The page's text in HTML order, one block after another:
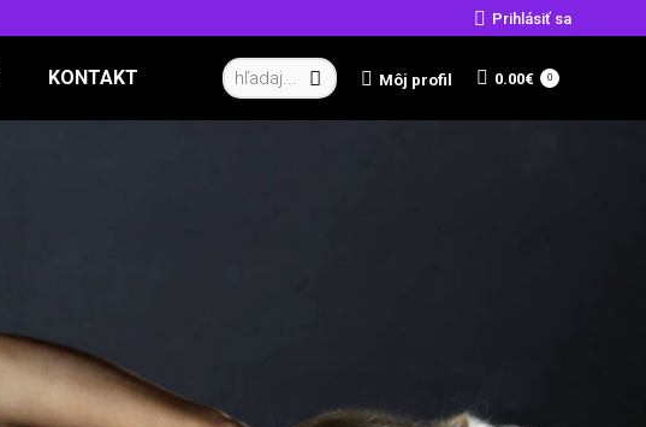
Prihlásiť sa
KONTAKT Vyhľadávanie: Môj profil 0.00€ 0